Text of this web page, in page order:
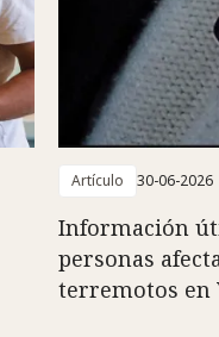
Artículo 30-06-2026
Información
personas
terremotos en